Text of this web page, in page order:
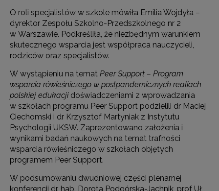
O roli specjalistów w szkole mówiła Emilia Wojdyła –
dyrektor Zespołu Szkolno-Przedszkolnego nr 2
w Warszawie. Podkreśliła, że niezbędnym warunkiem
skutecznego wsparcia jest współpraca nauczycieli,
rodziców oraz specjalistów.
W wystąpieniu na temat Peer Support – Program
wsparcia rówieśniczego w postpandemicznych realiach
polskiej edukacji doświadczeniami z wprowadzania
w szkołach programu Peer Support podzielili dr Maciej
Ciechomski i dr Krzysztof Martyniak z Instytutu
Psychologii UKSW. Zaprezentowano założenia i
wynikami badań naukowych na temat trafności
wsparcia rówieśniczego w szkołach objętych
programem Peer Support.
W podsumowaniu dwudniowej części plenarnej
konferencji dr. hab. Dorota Podgórska-Jachnik, prof UŁ,